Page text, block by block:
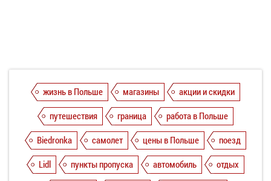
жизнь в Польше магазины
акции и скидки
путешествия
граница
работа в Польше
Biedronka
самолет цены в Польше
поезд
Lidl
пункты пропуска автомобиль
отдых